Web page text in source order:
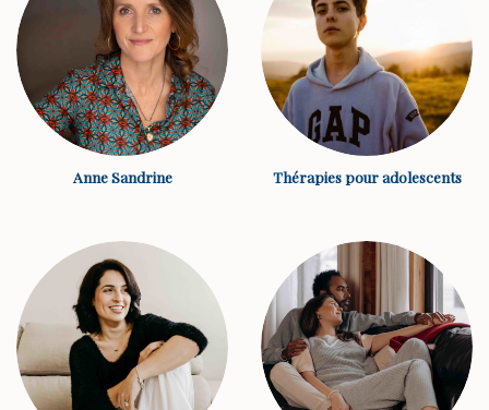
Anne Sandrine Thérapies pour adolescents